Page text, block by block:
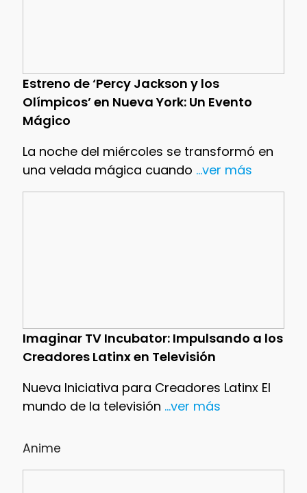
Estreno de ‘Percy Jackson y los
Olímpicos’ en Nueva York: Un Evento
Mágico
La noche del miércoles se transformó en
una velada mágica cuando ...ver más
Imaginar TV Incubator: Impulsando a los
Creadores Latinx en Televisión
Nueva Iniciativa para Creadores Latinx El
mundo de la televisión ...ver más
Anime